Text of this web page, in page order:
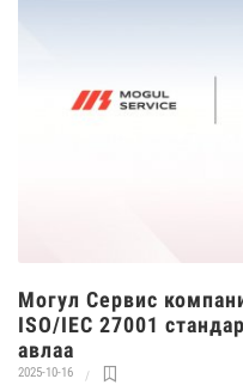
Могул Сервис
ISO/IEC 27001
авлаа
2025-10-16